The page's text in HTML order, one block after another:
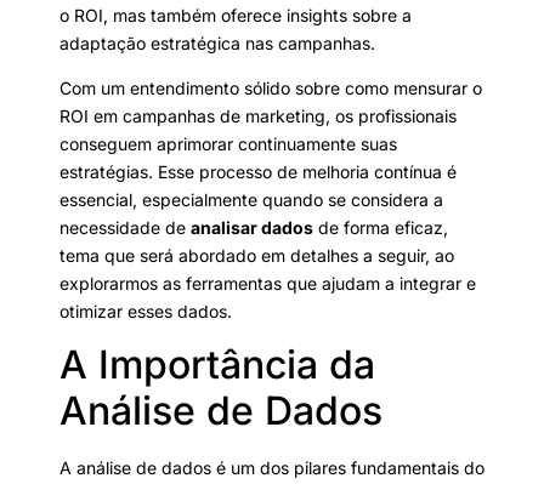
o ROI, mas também oferece insights sobre a
adaptação estratégica nas campanhas.
Com um entendimento sólido sobre como mensurar o
ROI em campanhas de marketing, os profissionais
conseguem aprimorar continuamente suas
estratégias. Esse processo de melhoria contínua é
essencial, especialmente quando se considera a
necessidade de analisar dados de forma eficaz,
tema que será abordado em detalhes a seguir, ao
explorarmos as ferramentas que ajudam a integrar e
otimizar esses dados.
A Importância da
Análise de Dados
A análise de dados é um dos pilares fundamentais do